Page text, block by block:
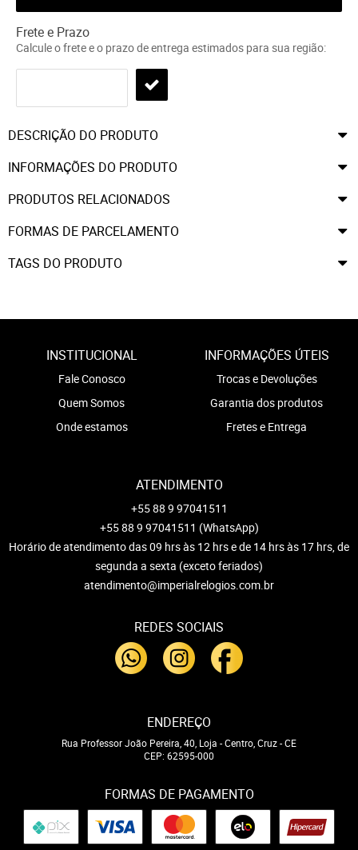
Frete e Prazo
Calcule o frete e o prazo de entrega estimados para sua região:
DESCRIÇÃO DO PRODUTO
INFORMAÇÕES DO PRODUTO
PRODUTOS RELACIONADOS
FORMAS DE PARCELAMENTO
TAGS DO PRODUTO
INSTITUCIONAL
Fale Conosco
Quem Somos
Onde estamos
INFORMAÇÕES ÚTEIS
Trocas e Devoluções
Garantia dos produtos
Fretes e Entrega
ATENDIMENTO
+55 88 9 97041511
+55 88 9 97041511 (WhatsApp)
Horário de atendimento das 09 hrs às 12 hrs e de 14 hrs às 17 hrs, de
segunda a sexta (exceto feriados)
atendimento@imperialrelogios.com.br
REDES SOCIAIS
ENDEREÇO
Rua Professor João Pereira, 40, Loja -Centro, Cruz-CE
CEP: 62595-000
FORMAS DE PAGAMENTO